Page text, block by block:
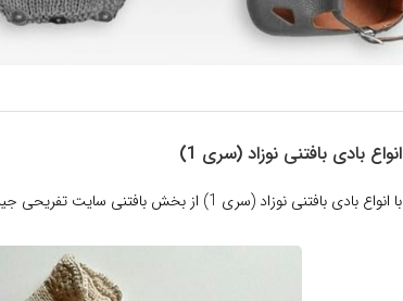
انواع بادی بافتنی نوزاد (سری 1)
با انواع بادی بافتنی نوزاد (سری 1) از بخش بافتنی سایت تفریحی جیران همراه باشید.